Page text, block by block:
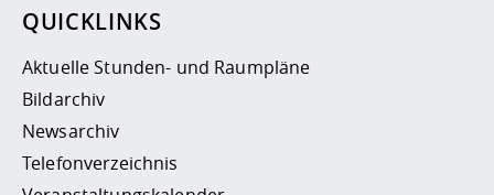
QUICKLINKS
Aktuelle Stunden- und Raumpläne
Bildarchiv
Newsarchiv
Telefonverzeichnis